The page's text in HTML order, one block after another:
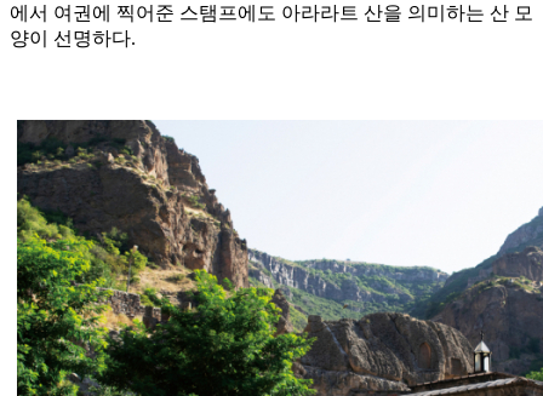
에서 여권에 찍어준 스탬프에도 아라라트 산을 의미하는 산 모
양이 선명하다.